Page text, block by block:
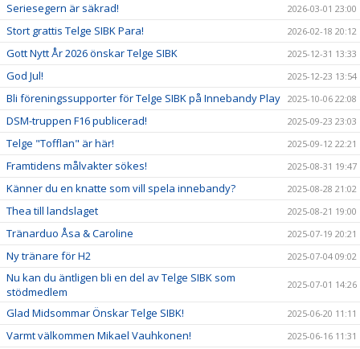
Seriesegern är säkrad! 2026-03-01 23:00
Stort grattis Telge SIBK Para! 2026-02-18 20:12
Gott Nytt År 2026 önskar Telge SIBK 2025-12-31 13:33
God Jul! 2025-12-23 13:54
Bli föreningssupporter för Telge SIBK på Innebandy Play 2025-10-06 22:08
DSM-truppen F16 publicerad! 2025-09-23 23:03
Telge "Tofflan" är här! 2025-09-12 22:21
Framtidens målvakter sökes! 2025-08-31 19:47
Känner du en knatte som vill spela innebandy? 2025-08-28 21:02
Thea till landslaget 2025-08-21 19:00
Tränarduo Åsa & Caroline 2025-07-19 20:21
Ny tränare för H2 2025-07-04 09:02
Nu kan du äntligen bli en del av Telge SIBK som
stödmedlem
2025-07-01 14:26
Glad Midsommar Önskar Telge SIBK! 2025-06-20 11:11
Varmt välkommen Mikael Vauhkonen! 2025-06-16 11:31